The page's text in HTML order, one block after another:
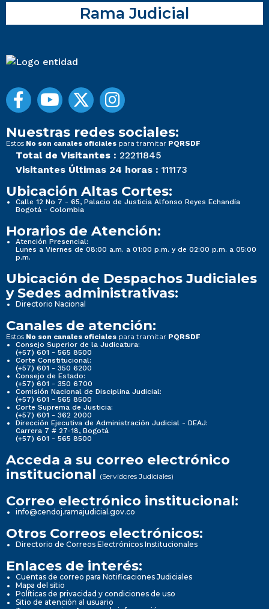
Rama Judicial
Nuestras redes sociales:
Estos No son canales oficiales para tramitar PQRSDF
Total de Visitantes : 22211845
Visitantes Últimas 24 horas : 111173
Ubicación Altas Cortes:
Calle 12 No 7 - 65, Palacio de Justicia Alfonso Reyes Echandía
Bogotá - Colombia
Horarios de Atención:
Atención Presencial:
Lunes a Viernes de 08:00 a.m. a 01:00 p.m. y de 02:00 p.m. a 05:00
p.m.
Ubicación de Despachos Judiciales
y Sedes administrativas:
Directorio Nacional
Canales de atención:
Estos No son canales oficiales para tramitar PQRSDF
Consejo Superior de la Judicatura:
(+57) 601 - 565 8500
Corte Constitucional:
(+57) 601 - 350 6200
Consejo de Estado:
(+57) 601 - 350 6700
Comisión Nacional de Disciplina Judicial:
(+57) 601 - 565 8500
Corte Suprema de Justicia:
(+57) 601 - 362 2000
Dirección Ejecutiva de Administración Judicial - DEAJ:
Carrera 7 # 27-18, Bogotá
(+57) 601 - 565 8500
Acceda a su correo electrónico
institucional (Servidores Judiciales)
Correo electrónico institucional:
info@cendoj.ramajudicial.gov.co
Otros Correos electrónicos:
Directorio de Correos Electrónicos Institucionales
Enlaces de interés:
Cuentas de correo para Notificaciones Judiciales
Mapa del sitio
Políticas de privacidad y condiciones de uso
Sitio de atención al usuario